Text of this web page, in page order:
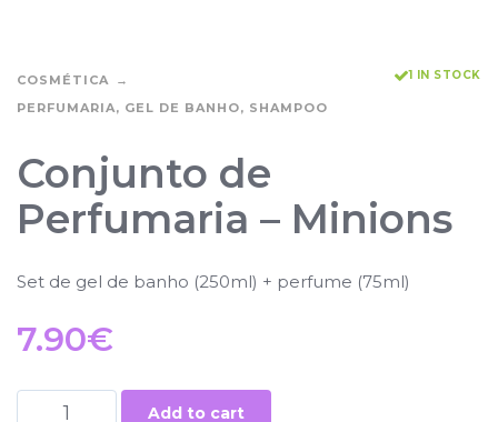
COSMÉTICA
PERFUMARIA, GEL DE BANHO, SHAMPOO
1 IN STOCK
Conjunto de
Perfumaria – Minions
Set de gel de banho (250ml) + perfume (75ml)
7.90€
Add to cart